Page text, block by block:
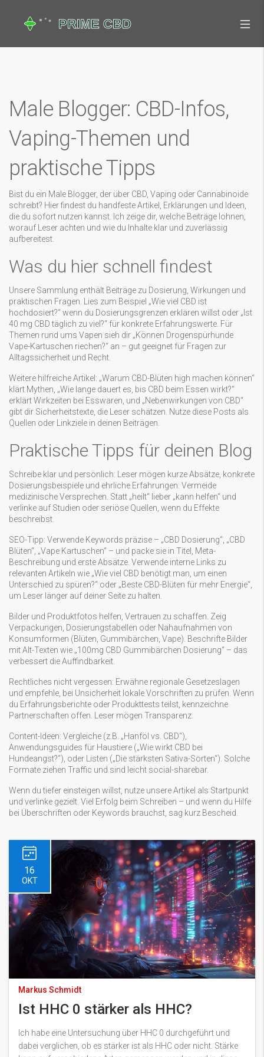
Male Blogger: CBD-Infos,
Vaping-Themen und
praktische Tipps
Bist du ein Male Blogger, der über CBD, Vaping oder Cannabinoide
schreibt? Hier findest du handfeste Artikel, Erklärungen und Ideen,
die du sofort nutzen kannst. Ich zeige dir, welche Beiträge lohnen,
worauf Leser achten und wie du Inhalte klar und zuverlässig
aufbereitest.
Was du hier schnell findest
Unsere Sammlung enthält Beiträge zu Dosierung, Wirkungen und
praktischen Fragen. Lies zum Beispiel „Wie viel CBD ist
hochdosiert?“ wenn du Dosierungsgrenzen erklären willst oder „Ist
40 mg CBD täglich zu viel?“ für konkrete Erfahrungswerte. Für
Themen rund ums Vapen sieh dir „Können Drogenspürhunde
Vape-Kartuschen riechen?“ an – gut geeignet für Fragen zur
Alltagssicherheit und Recht.
Weitere hilfreiche Artikel: „Warum CBD-Blüten high machen können“
klärt Mythen, „Wie lange dauert es, bis CBD beim Essen wirkt?“
erklärt Wirkzeiten bei Esswaren, und „Nebenwirkungen von CBD“
gibt dir Sicherheitstexte, die Leser schätzen. Nutze diese Posts als
Quellen oder Linkziele in deinen Beiträgen.
Praktische Tipps für deinen Blog
Schreibe klar und persönlich: Leser mögen kurze Absätze, konkrete
Dosierungsbeispiele und ehrliche Erfahrungen. Vermeide
medizinische Versprechen. Statt „heilt“ lieber „kann helfen“ und
verlinke auf Studien oder seriöse Quellen, wenn du Effekte
beschreibst.
SEO-Tipp: Verwende Keywords präzise – „CBD Dosierung“, „CBD
Blüten“, „Vape Kartuschen“ – und packe sie in Titel, Meta-
Beschreibung und erste Absätze. Verwende interne Links zu
relevanten Artikeln wie „Wie viel CBD benötigt man, um einen
Unterschied zu spüren?“ oder „Beste CBD-Blüten für mehr Energie“,
um Leser länger auf deiner Seite zu halten.
Bilder und Produktfotos helfen, Vertrauen zu schaffen. Zeig
Verpackungen, Dosierungstabellen oder Nahaufnahmen von
Konsumformen (Blüten, Gummibärchen, Vape). Beschrifte Bilder
mit Alt-Texten wie „100mg CBD Gummibärchen Dosierung“ – das
verbessert die Auffindbarkeit.
Rechtliches nicht vergessen: Erwähne regionale Gesetzeslagen
und empfehle, bei Unsicherheit lokale Vorschriften zu prüfen. Wenn
du Erfahrungsberichte oder Produkttests teilst, kennzeichne
Partnerschaften offen. Leser mögen Transparenz.
Content-Ideen: Vergleiche (z.B. „Hanföl vs. CBD“),
Anwendungsguides für Haustiere („Wie wirkt CBD bei
Hundeangst?“), oder Listen („Die stärksten Sativa-Sorten“). Solche
Formate ziehen Traffic und sind leicht social-sharebar.
Wenn du tiefer einsteigen willst, nutze unsere Artikel als Startpunkt
und verlinke gezielt. Viel Erfolg beim Schreiben – und wenn du Hilfe
bei Überschriften oder Keywords brauchst, sag kurz Bescheid.
16
OKT
Markus Schmidt
Ist HHC 0 stärker als HHC?
Ich habe eine Untersuchung über HHC 0 durchgeführt und
dabei verglichen, ob es stärker ist als HHC oder nicht. Stärke